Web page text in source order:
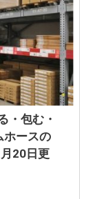
・包む・
ホースの
20日更